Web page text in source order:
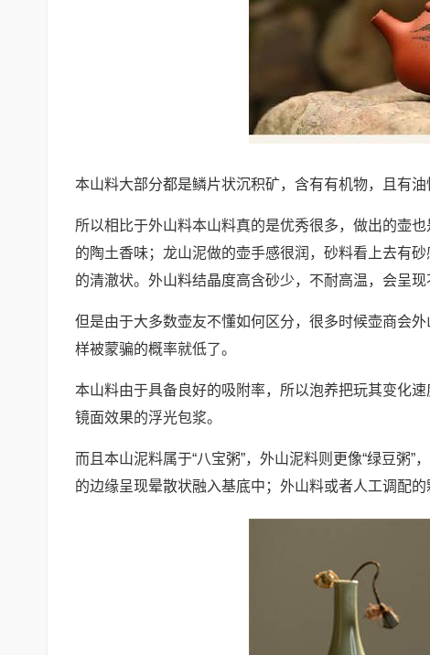
本山料大部分都是鳞片状沉积矿，含有有机物，且有
所以相比于外山料本山料真的是优秀很多，做出的壶
的陶土香味；龙山泥做的壶手感很润，砂料看上去有
的清澈状。外山料结晶度高含砂少，不耐高温，会呈现
但是由于大多数壶友不懂如何区分，很多时候壶商会
样被蒙骗的概率就低了。
本山料由于具备良好的吸附率，所以泡养把玩其变化
镜面效果的浮光包浆。
而且本山泥料属于“八宝粥”，外山泥料则更像“绿豆粥
的边缘呈现晕散状融入基底中；外山料或者人工调配